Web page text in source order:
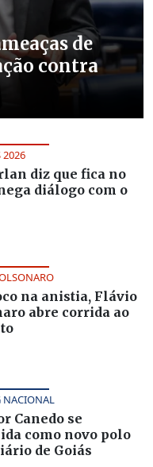
de
contra
2026
diz que fica no
diálogo com o
na anistia, Flávio
abre corrida ao
NACIONAL
Canedo se
como novo polo
de Goiás